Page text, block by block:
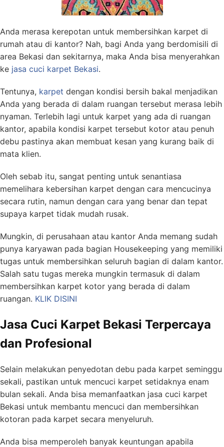
Anda merasa kerepotan untuk membersihkan karpet di
rumah atau di kantor? Nah, bagi Anda yang berdomisili di
area Bekasi dan sekitarnya, maka Anda bisa menyerahkan
ke jasa cuci karpet Bekasi.
Tentunya, karpet dengan kondisi bersih bakal menjadikan
Anda yang berada di dalam ruangan tersebut merasa lebih
nyaman. Terlebih lagi untuk karpet yang ada di ruangan
kantor, apabila kondisi karpet tersebut kotor atau penuh
debu pastinya akan membuat kesan yang kurang baik di
mata klien.
Oleh sebab itu, sangat penting untuk senantiasa
memelihara kebersihan karpet dengan cara mencucinya
secara rutin, namun dengan cara yang benar dan tepat
supaya karpet tidak mudah rusak.
Mungkin, di perusahaan atau kantor Anda memang sudah
punya karyawan pada bagian Housekeeping yang memiliki
tugas untuk membersihkan seluruh bagian di dalam kantor.
Salah satu tugas mereka mungkin termasuk di dalam
membersihkan karpet kotor yang berada di dalam
ruangan. KLIK DISINI
Jasa Cuci Karpet Bekasi Terpercaya
dan Profesional
Selain melakukan penyedotan debu pada karpet seminggu
sekali, pastikan untuk mencuci karpet setidaknya enam
bulan sekali. Anda bisa memanfaatkan jasa cuci karpet
Bekasi untuk membantu mencuci dan membersihkan
kotoran pada karpet secara menyeluruh.
Anda bisa memperoleh banyak keuntungan apabila